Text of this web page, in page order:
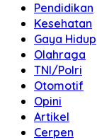
Pendidikan
Kesehatan
Gaya Hidup
Olahraga
TNI/Polri
Otomotif
Opini
Artikel
Cerpen